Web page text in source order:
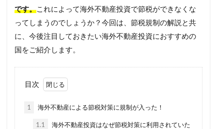
です。これによって海外不動産投資で節税ができなくな
ってしまうのでしょうか？今回は、節税規制の解説と共
に、今後注目しておきたい海外不動産投資におすすめの
国をご紹介します。
目次
1 海外不動産による節税対策に規制が入った！
1.1
海外不動産投資はなぜ節税対策に利用されていた